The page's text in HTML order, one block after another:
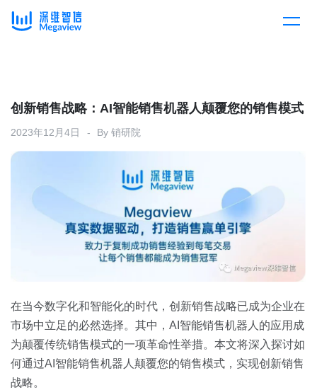
产品总览
产品集成
解决方案
按行业
消费医疗
房地产
金融
客户案例
资源中心
全部
关于我们
创新销售战略：AI智能销售机器人颠覆您的销售模式
2023年12月4日 By 销研院
在当今数字化和智能化的时代，创新销售战略已成为企业在
市场中立足的必然选择。其中，AI智能销售机器人的应用成
为颠覆传统销售模式的一项革命性举措。本文将深入探讨如
何通过AI智能销售机器人颠覆您的销售模式，实现创新销售
战略。